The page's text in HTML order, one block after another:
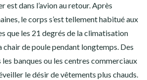
est dans l’avion au retour. Après
le corps s’est tellement habitué aux
que les 21 degrés de la climatisation
chair de poule pendant longtemps. Des
banques ou les centres commerciaux
le désir de vêtements plus chauds.